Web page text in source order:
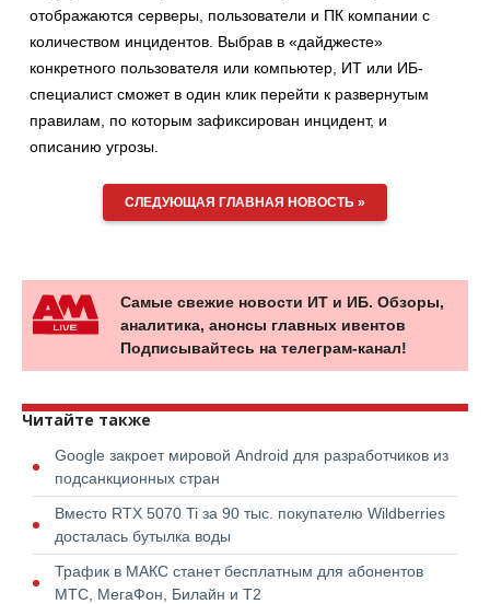
отображаются серверы, пользователи и ПК компании с
количеством инцидентов. Выбрав в «дайджесте»
конкретного пользователя или компьютер, ИТ или ИБ-
специалист сможет в один клик перейти к развернутым
правилам, по которым зафиксирован инцидент, и
описанию угрозы.
СЛЕДУЮЩАЯ ГЛАВНАЯ НОВОСТЬ »
Самые свежие новости ИТ и ИБ. Обзоры,
аналитика, анонсы главных ивентов
Подписывайтесь на телеграм-канал!
Читайте также
Google закроет мировой Android для разработчиков из
подсанкционных стран
Вместо RTX 5070 Ti за 90 тыс. покупателю Wildberries
досталась бутылка воды
Трафик в МАКС станет бесплатным для абонентов
МТС, МегаФон, Билайн и Т2